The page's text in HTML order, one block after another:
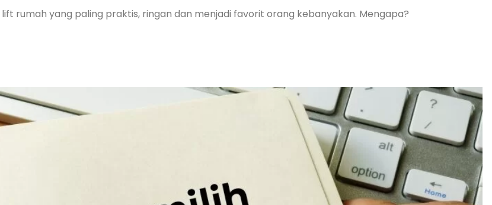
rumah yang paling praktis, ringan dan menjadi favorit orang kebanyakan. Mengapa?